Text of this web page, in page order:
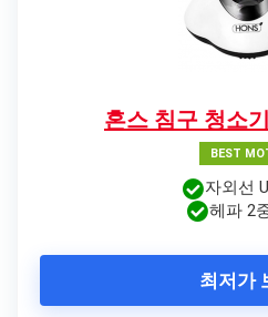
혼스 침구 청소
BEST
자외선
헤파 2
최저가